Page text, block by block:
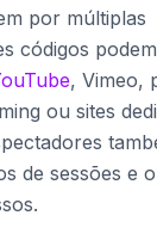
por múltiplas
códigos
, Vimeo,
ou sites
de sessões e